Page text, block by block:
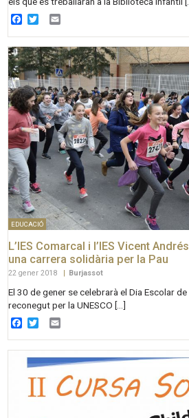
Facebook
Twitter
EDUCACIÓ
L’IES Comarcal i l’IES Vicent
una carrera solidària per la Pau
22 gener 2018 | Burjassot
El 30 de gener se celebrarà el Dia Escolar de
reconegut per la UNESCO […]
Facebook
Twitter